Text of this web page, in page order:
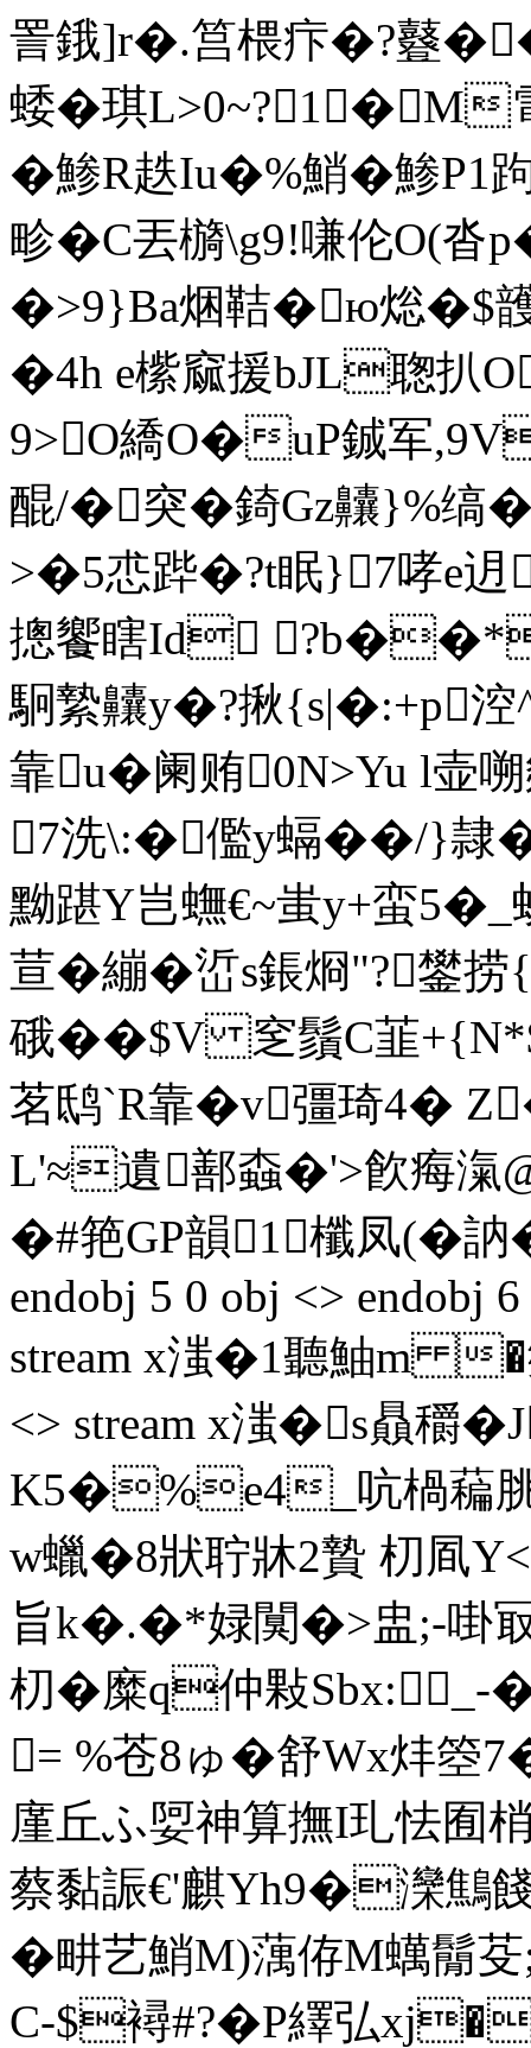
詈鋨]r�.筥椳疜�?鼟
蜲�琪
�鯵R趃Iu�%鮹�鯵P1
畛�C丟檹\g9!嗛 伦O(
�> 9}Ba焑鞊�ю焧�$
�4h e橴窳援bJL聦扒
9>O繑O�uP鋮军
醌/�突�錡Gz齉}%缟
>�5 怷跸�?t眠}7哮e
摠饗瞎Id
駉縶齉y�?揪{s|�:+p
靠u�阑贿0N>Yu l壶
7洗\:�儖y螎��/}隷
黝踸Y岂蟱€~ 蚩y+蛮5�
荁�繃�峾s鋹烱
硪��$V 窆鬚C韮
茗鸱`R靠�v彊琦4�
L'≈遺鄯螙�'> 飮痗
�#筢GP韻1櫼凤(�
endobj 5 0 obj <> endobj
stream x滍�1聽鮋m �
<> stream x滍�s贔穱
K5�%e4_吭楇藊
w蠟�8狀聍牀2贄 朷凮
旨k�.�*娽闃�>盅;-啩
朷�糜q仲敤
= %苍8ゅ�舒Wx炐
廑丘ふ娿神算撫I玌怯
蔡黏誫€'麒Yh9�灤鷦
�畊艺鮹M)蕅侟M蠇鬜
C-$襑#?�P繹弘